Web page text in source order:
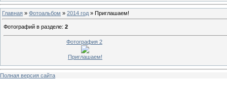
Главная » Фотоальбом » 2014 год » Приглашаем!
Фотографий в разделе: 2
Фотография 2
Приглашаем!
Полная версия сайта